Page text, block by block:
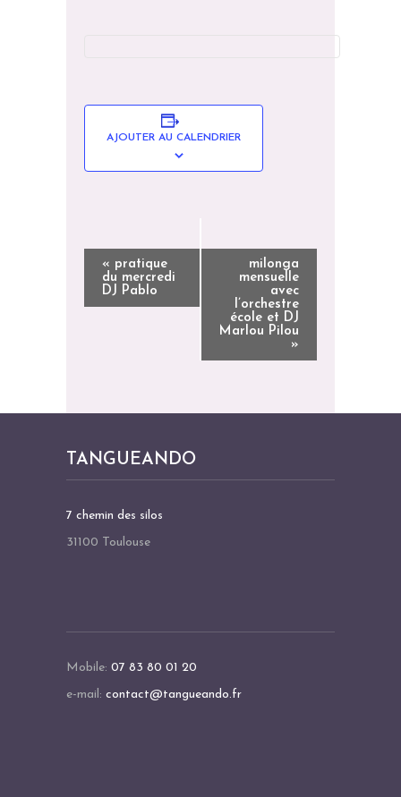
AJOUTER AU CALENDRIER
V
T
O
N
É
V
M
E
N
« pratique
du mercredi
DJ Pablo
milonga
mensuelle
avec
l’orchestre
école et DJ
Marlou Pilou
»
TANGUEANDO
7 chemin des silos
31100 Toulouse
Mobile: 07 83 80 01 20
e-mail: contact@tangueando.fr